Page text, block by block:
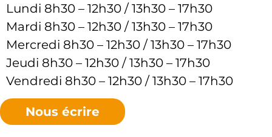
Lundi 8h30 – 12h30 / 13h30 – 17h30
Mardi 8h30 – 12h30 / 13h30 – 17h30
Mercredi 8h30 – 12h30 / 13h30 – 17h30
Jeudi 8h30 – 12h30 / 13h30 – 17h30
Vendredi 8h30 – 12h30 / 13h30 – 17h30
Nous écrire